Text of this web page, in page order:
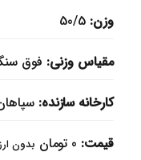
وزن 50/5
مقیاس وزنی فوق
کارخانه سازنده
قیمت 0 تومان بدون